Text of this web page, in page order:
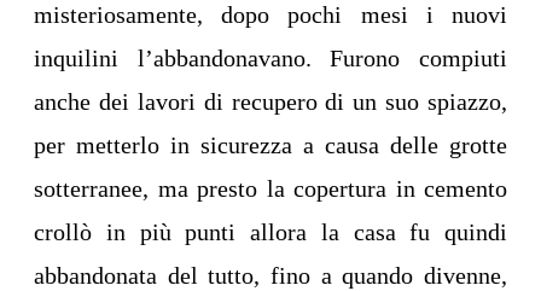
misteriosamente, dopo pochi mesi i nuovi
inquilini l’abbandonavano. Furono compiuti
anche dei lavori di recupero di un suo spiazzo,
per metterlo in sicurezza a causa delle grotte
sotterranee, ma presto la copertura in cemento
crollò in più punti allora la casa fu quindi
abbandonata del tutto, fino a quando divenne,